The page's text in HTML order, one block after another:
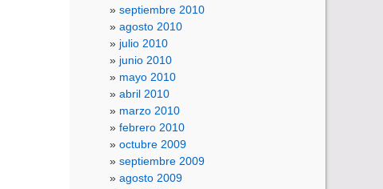
septiembre 2010
agosto 2010
julio 2010
junio 2010
mayo 2010
abril 2010
marzo 2010
febrero 2010
octubre 2009
septiembre 2009
agosto 2009